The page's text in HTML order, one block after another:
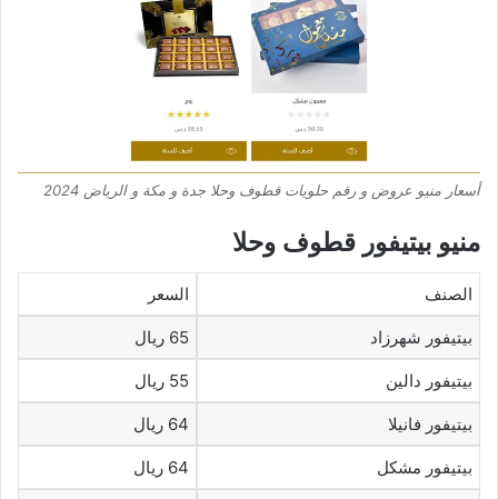
أسعار منيو عروض و رقم حلويات قطوف وحلا جدة و مكة و الرياض 2024
منيو بيتيفور قطوف وحلا
الصنف السعر
بيتيفور شهرزاد 65 ريال
بيتيفور دالين 55 ريال
بيتيفور فانيلا 64 ريال
بيتيفور مشكل 64 ريال